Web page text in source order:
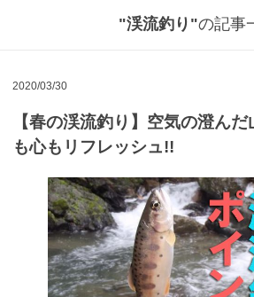
"渓流釣り"の記事
2020/03/30
【春の渓流釣り】空気の澄ん
も心もリフレッシュ!!